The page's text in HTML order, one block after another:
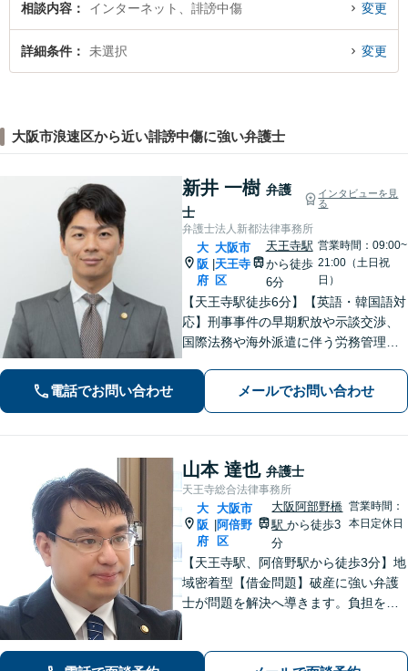
相談内容 インターネット、誹謗中傷 変更
詳細条件 未選択 変更
大阪市浪速区から近い誹謗中傷に強い弁護士
新井 一樹 弁護
士
インタビューを見
る
弁護士法人新都法律事務所
大
阪
府
大阪市
天王寺
区
天王寺駅
から徒歩
6分
営業時間：09:00~
21:00（土日祝
日）
【天王寺駅徒歩6分】【英語・韓国語対
応】刑事事件の早期釈放や示談交渉、
国際法務や海外派遣に伴う労務管理、
お任せください。法律のプロフェッシ
ョナルが、途を切り拓くお手伝いを致
電話でお問い合わせ メールでお問い合わせ
山本 達也 弁護士
天王寺総合法律事務所
大
阪
府
大阪市
阿倍野
区
大阪阿部野橋
駅から徒歩3
分
営業時間：
本日定休日
【天王寺駅、阿倍野駅から徒歩3分】地
域密着型【借金問題】破産に強い弁護
士が問題を解決へ導きます。負担を減
停、熟年離婚に対応。お一人で悩まず